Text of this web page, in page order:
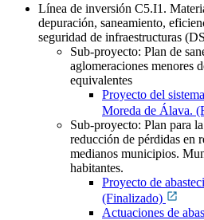
Línea de inversión C5.I1.
depuración, saneamiento,
seguridad de infraestructuras
Sub-proyecto: Plan de
aglomeraciones menores
equivalentes
Proyecto del
Moreda de Álava.
Sub-proyecto: Plan para
reducción de pérdidas en
medianos municipios.
habitantes.
Proyecto de
(Finalizado)
Actuaciones de